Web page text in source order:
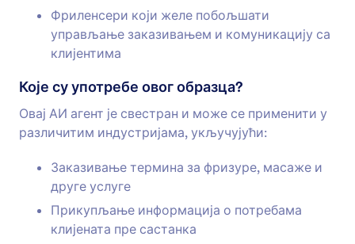
Фриленсери који желе побољшати
управљање заказивањем и комуникацију са
клијентима
Које су употребе овог образца?
Овај АИ агент је свестран и може се применити у
различитим индустријама, укључујући:
Заказивање термина за фризуре, масаже и
друге услуге
Прикупљање информација о потребама
клијената пре састанка